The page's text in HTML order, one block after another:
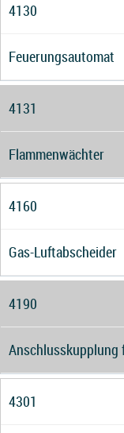
4130
Feuerungsautomat
4131
Flammenwächter
4160
Gas-Luftabscheider
4190
4301